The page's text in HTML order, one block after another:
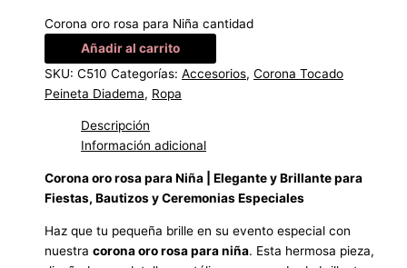
Corona oro rosa para Niña cantidad
Añadir al carrito
SKU:C510 Categorías:Accesorios,Corona Tocado
Peineta Diadema, Ropa
Descripción
Información adicional
Corona oro rosa para Niña | Elegante y Brillante para
Fiestas, Bautizos y Ceremonias Especiales
Haz que tu pequeña brille en su evento especial con
nuestracorona oro rosa para niña. Esta hermosa pieza,